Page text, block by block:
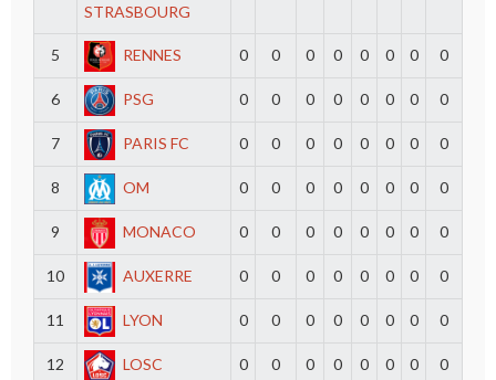
STRASBOURG
5 RENNES 0 0 0 0 0 0 0 0
6 PSG 0 0 0 0 0 0 0 0
7 PARIS FC 0 0 0 0 0 0 0 0
8 OM 0 0 0 0 0 0 0 0
9 MONACO 0 0 0 0 0 0 0 0
10 AUXERRE 0 0 0 0 0 0 0 0
11 LYON 0 0 0 0 0 0 0 0
12 LOSC 0 0 0 0 0 0 0 0